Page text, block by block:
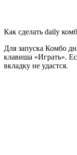
Как сделать daily
Для запуска Комбо
клавиша «Играть».
вкладку не удастся.